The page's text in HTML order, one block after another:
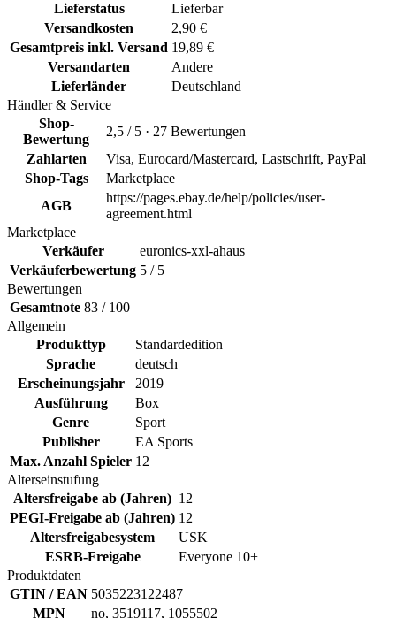
Lieferstatus
Lieferbar
Versandkosten
2,90 €
Gesamtpreis inkl. Versand 19,89 €
Versandarten
Andere
Lieferländer
Deutschland
Händler & Service
Shop-
Bewertung
2,5 / 5 · 27 Bewertungen
Zahlarten
Visa, Eurocard/Mastercard, Lastschrift, PayPal
Shop-Tags
Marketplace
AGB
https://pages.ebay.de/help/policies/user-
agreement.html
Marketplace
Verkäufer
euronics-xxl-ahaus
Verkäuferbewertung 5 / 5
Bewertungen
Gesamtnote 83 / 100
Allgemein
Produkttyp
Standardedition
Sprache
deutsch
Erscheinungsjahr
2019
Ausführung
Box
Genre
Sport
Publisher
EA Sports
Max. Anzahl Spieler 12
Alterseinstufung
Altersfreigabe ab (Jahren) 12
PEGI-Freigabe ab (Jahren) 12
Altersfreigabesystem
USK
ESRB-Freigabe
Everyone 10+
Produktdaten
GTIN / EAN 5035223122487
MPN
no, 3519117, 1055502